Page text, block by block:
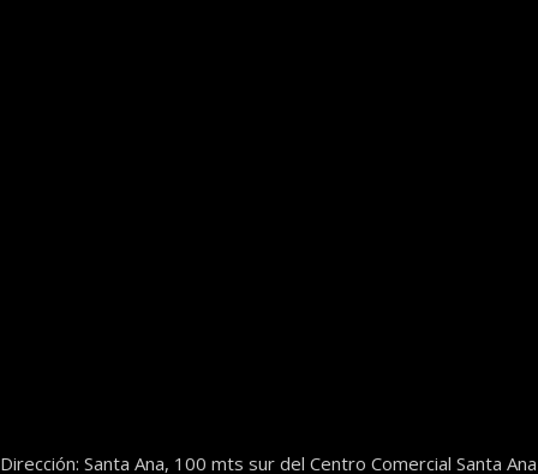
Dirección: Santa Ana, 100 mts sur del Centro Comercial Santa Ana